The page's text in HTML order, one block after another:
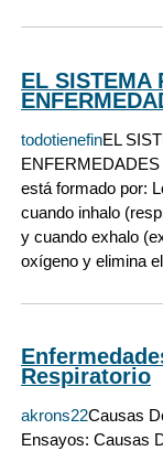
EL SISTEMA
todotienefinEL
está formado por:
cuando inhalo
y cuando exhalo
oxígeno y elimina
Respiratorio
akrons22Causas
Ensayos: Causas